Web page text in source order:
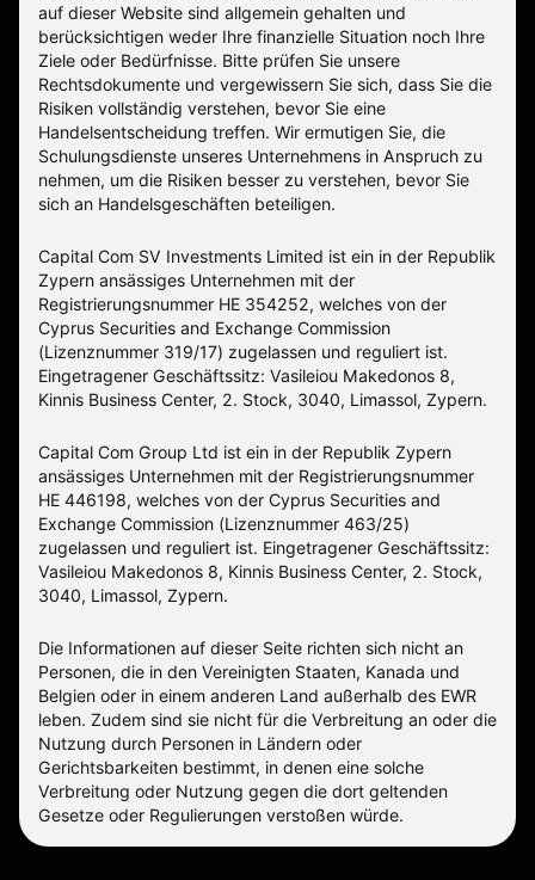
auf dieser Website sind allgemein gehalten und
berücksichtigen weder Ihre finanzielle Situation noch Ihre
Ziele oder Bedürfnisse. Bitte prüfen Sie unsere
Rechtsdokumente und vergewissern Sie sich, dass Sie die
Risiken vollständig verstehen, bevor Sie eine
Handelsentscheidung treffen. Wir ermutigen Sie, die
Schulungsdienste unseres Unternehmens in Anspruch zu
nehmen, um die Risiken besser zu verstehen, bevor Sie
sich an Handelsgeschäften beteiligen.
Capital Com SV Investments Limited ist ein in der Republik
Zypern ansässiges Unternehmen mit der
Registrierungsnummer HE 354252, welches von der
Cyprus Securities and Exchange Commission
(Lizenznummer 319/17) zugelassen und reguliert ist.
Eingetragener Geschäftssitz: Vasileiou Makedonos 8,
Kinnis Business Center, 2. Stock, 3040, Limassol, Zypern.
Capital Com Group Ltd ist ein in der Republik Zypern
ansässiges Unternehmen mit der Registrierungsnummer
ΗΕ 446198, welches von der Cyprus Securities and
Exchange Commission (Lizenznummer 463/25)
zugelassen und reguliert ist. Eingetragener Geschäftssitz:
Vasileiou Makedonos 8, Kinnis Business Center, 2. Stock,
3040, Limassol, Zypern.
Die Informationen auf dieser Seite richten sich nicht an
Personen, die in den Vereinigten Staaten, Kanada und
Belgien oder in einem anderen Land außerhalb des EWR
leben. Zudem sind sie nicht für die Verbreitung an oder die
Nutzung durch Personen in Ländern oder
Gerichtsbarkeiten bestimmt, in denen eine solche
Verbreitung oder Nutzung gegen die dort geltenden
Gesetze oder Regulierungen verstoßen würde.